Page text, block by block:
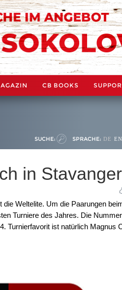
CB BOOKS
SUCHE: SPRACHE: DE EN
in Stavanger
Weltelite. Um die Paarungen
Turniere des Jahres. Die
Turnierfavorit ist natürlich Magnus